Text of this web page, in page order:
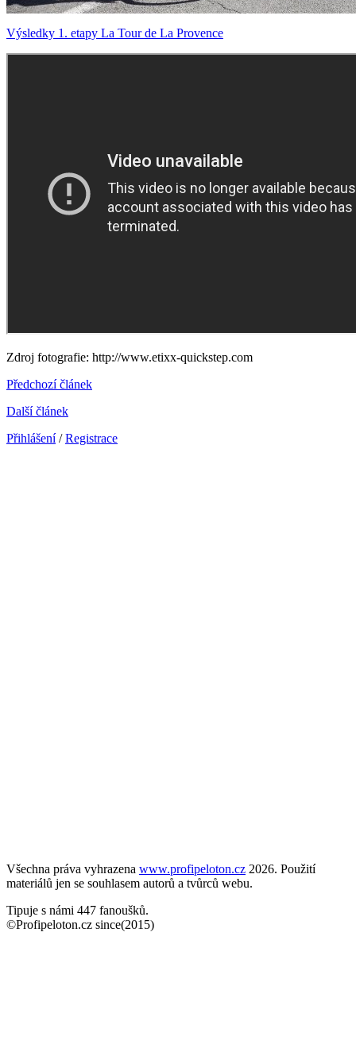
Výsledky 1. etapy La Tour de La Provence
Zdroj fotografie: http://www.etixx-quickstep.com
Předchozí článek
Další článek
Přihlášení/Registrace
Všechna práva vyhrazena www.profipeloton.cz 2026. Použití
materiálů jen se souhlasem autorů a tvůrců webu.
Tipuje s námi 447 fanoušků.
©Profipeloton.cz since(2015)